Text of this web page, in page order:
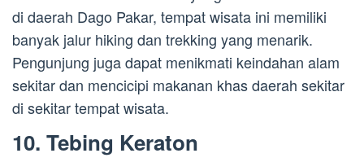
di daerah Dago Pakar, tempat wisata ini memiliki
banyak jalur hiking dan trekking yang menarik.
Pengunjung juga dapat menikmati keindahan alam
sekitar dan mencicipi makanan khas daerah sekitar
di sekitar tempat wisata.
10. Tebing Keraton